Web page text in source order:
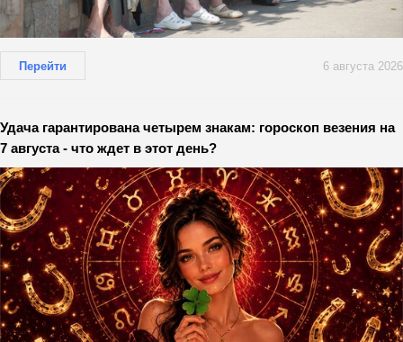
Перейти 6 августа 2026
Удача гарантирована четырем знакам: гороскоп везения на
7 августа - что ждет в этот день?